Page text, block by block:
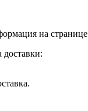
на странице
доставки: